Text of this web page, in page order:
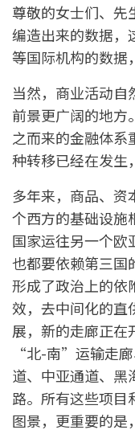
尊敬的女士们、先
编造出来的数据，
等国际机构的数据
当然，商业活动自
前景更广阔的地方
之而来的金融体系
种转移已经在发生
多年来，商品、资
个西方的基础设施
国家运往另一个欧
也都要依赖第三国
形成了政治上的依
效，去中间化的直
展，新的走廊正在
“北-南”运输走
道、中亚通道、黑
路。所有这些项目
图景，更重要的是